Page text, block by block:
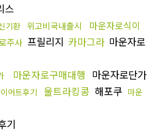
스
기환 위고비국내출시
마운자로식이
주사 프릴리지 카마그라 마운자로
마운자로구매대행 마운자로단가
어트후기 울트라킹콩 해포쿠 마운
기